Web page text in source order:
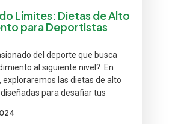
Límites: Dietas de Alto
para Deportistas
del deporte que busca
al siguiente nivel? En
exploraremos las dietas de alto
para desafiar tus